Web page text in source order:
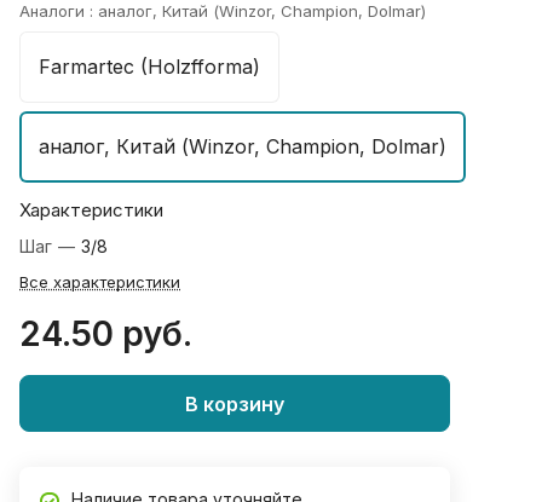
Аналоги : аналог, Китай (Winzor, Champion, Dolmar)
Farmartec (Holzfforma)
аналог, Китай (Winzor, Champion, Dolmar)
Характеристики
Шаг — 3/8
Все характеристики
24.50 руб.
В корзину